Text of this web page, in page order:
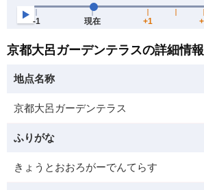
京都大呂ガーデンテラスの詳細情報
地点名称
京都大呂ガーデンテラス
ふりがな
きょうとおおろがーでんてらす